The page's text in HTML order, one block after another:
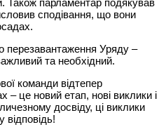
сподівання, що вони
перезавантаження Уряду –
та необхідний.
команди відтепер
це новий етап, нові виклики і
досвіду, ці виклики
відповідь!